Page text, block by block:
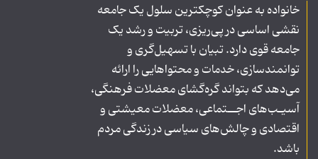
خانواده به عنوان کوچکترین سلول یک جامعه
نقشی اساسی در پی‌ریزی، تربیت و رشد یک
جامعه قوی دارد. تبیان با تسهیل‌گری و
توانمندسازی، خدمات و محتواهایی را ارائه
می‌دهد که بتواند گره‌گشای معضلات فرهنگی،
آسیـب‌های اجــتماعی، معضلات معیشتی و
اقتصادی و چالش‌های سیاسی در زندگی مردم
باشد.